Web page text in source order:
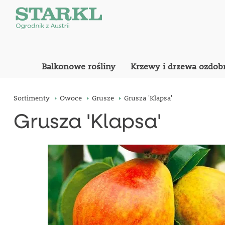
Balkonowe rośliny Krzewy i drzewa
Sortimenty Owoce Grusze Grusza 'Klapsa'
Grusza 'Klapsa'